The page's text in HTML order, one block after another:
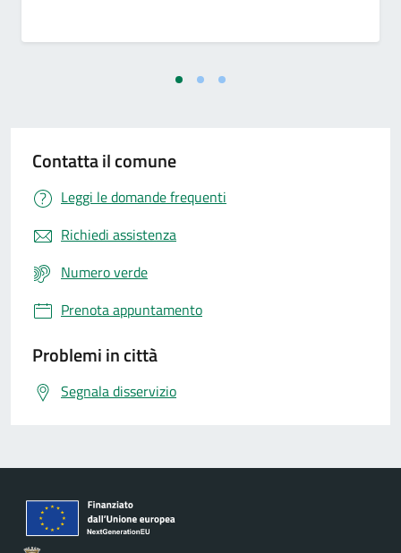
Contatta il comune
Leggi le domande frequenti
Richiedi assistenza
Numero verde
Prenota appuntamento
Problemi in città
Segnala disservizio